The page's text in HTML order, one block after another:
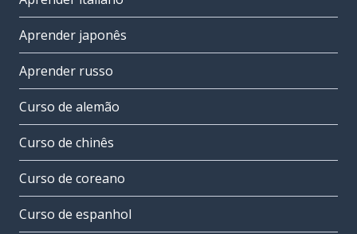
Aprender japonês
Aprender russo
Curso de alemão
Curso de chinês
Curso de coreano
Curso de espanhol